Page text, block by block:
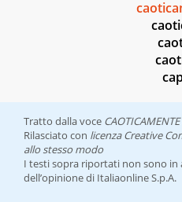
Tratto dalla voce CAOTICAMENTE
Rilasciato con licenza Creative
allo stesso modo
I testi sopra riportati non sono in
dell’opinione di Italiaonline S.p.A.